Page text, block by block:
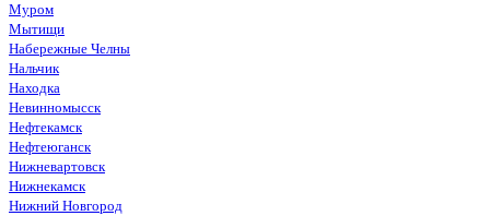
Муром
Мытищи
Набережные Челны
Нальчик
Находка
Невинномысск
Нефтекамск
Нефтеюганск
Нижневартовск
Нижнекамск
Нижний Новгород